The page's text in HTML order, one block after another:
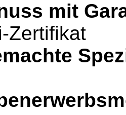
mit
Zertifikat